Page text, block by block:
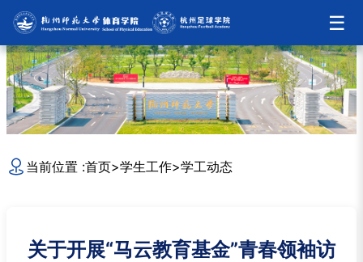
☰
当前位置 :首页>学生工作>学工动态
关于开展“马云教育基金”青春领袖访